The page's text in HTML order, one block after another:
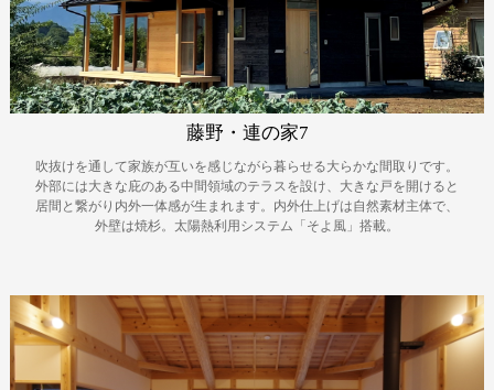
藤野・連の家7
吹抜けを通して家族が互いを感じながら暮らせる大らかな間取りです。
外部には大きな庇のある中間領域のテラスを設け、大きな戸を開けると
居間と繋がり内外一体感が生まれます。内外仕上げは自然素材主体で、
外壁は焼杉。太陽熱利用システム「そよ風」搭載。